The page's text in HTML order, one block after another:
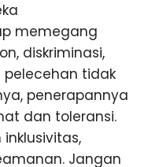
memegang
diskriminasi,
pelecehan tidak
penerapannya
dan toleransi.
Jangan